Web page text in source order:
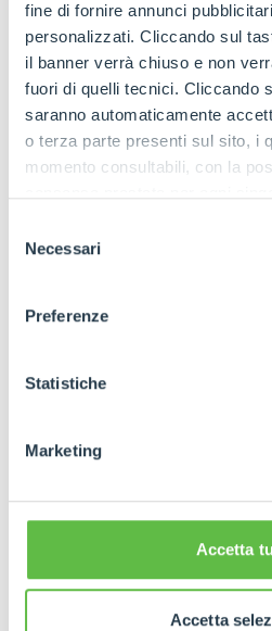
fine di fornire annunci
personalizzati. Cliccando sul
il banner verrà chiuso e non
fuori di quelli tecnici. Cliccando
saranno automaticamente
o terza parte presenti sul sito, i
momento consultabili, con la
ogni pagina, selezionare
dell'informativa completa nel
pagina. Per esercitare i diritti
GDPR abbiamo predisposto una
delNecessari
Preferenze
Statistiche
Marketing
Accetta
Accetta
WATCH THE